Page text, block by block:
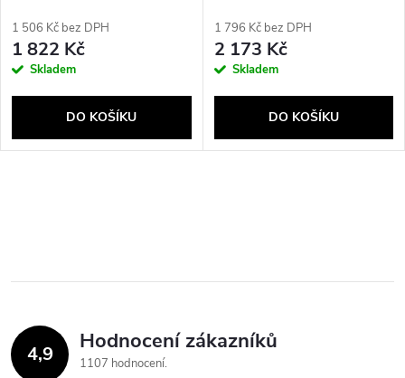
1 506 Kč bez DPH
1 822 Kč
Skladem
DO KOŠÍKU
generátor bublin + kapalina do
bublin 1 l + světelný efekt 4 v
1)
1 796 Kč bez DPH
2 173 Kč
Skladem
DO KOŠÍKU
l
d 4,9 Hodnocení zákazníků
1107 hodnocení